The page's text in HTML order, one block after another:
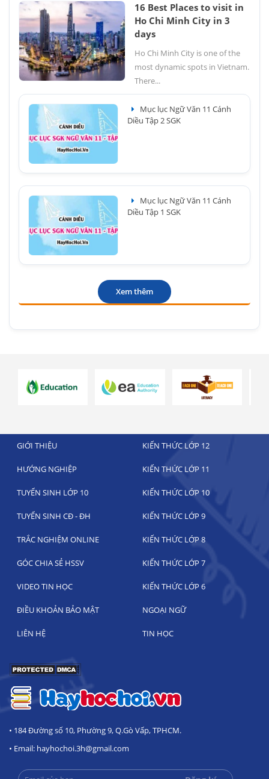
16 Best Places to visit in
Ho Chi Minh City in 3
days
Ho Chi Minh City is one of the
most dynamic spots in Vietnam.
There...
Mục lục Ngữ Văn 11 Cánh
Diều Tập 2 SGK
Mục lục Ngữ Văn 11 Cánh
Diều Tập 1 SGK
Xem thêm
GIỚI THIỆU KIẾN THỨC LỚP 12
HƯỚNG NGHIỆP KIẾN THỨC LỚP 11
TUYỂN SINH LỚP 10 KIẾN THỨC LỚP 10
TUYỂN SINH CĐ - ĐH KIẾN THỨC LỚP 9
TRẮC NGHIỆM ONLINE KIẾN THỨC LỚP 8
GÓC CHIA SẺ HSSV KIẾN THỨC LỚP 7
VIDEO TIN HỌC KIẾN THỨC LỚP 6
ĐIỀU KHOẢN BẢO MẬT NGOẠI NGỮ
LIÊN HỆ TIN HỌC
• 184 Đường số 10, Phường 9, Q.Gò Vấp, TPHCM.
• Email: hayhochoi.3h@gmail.com